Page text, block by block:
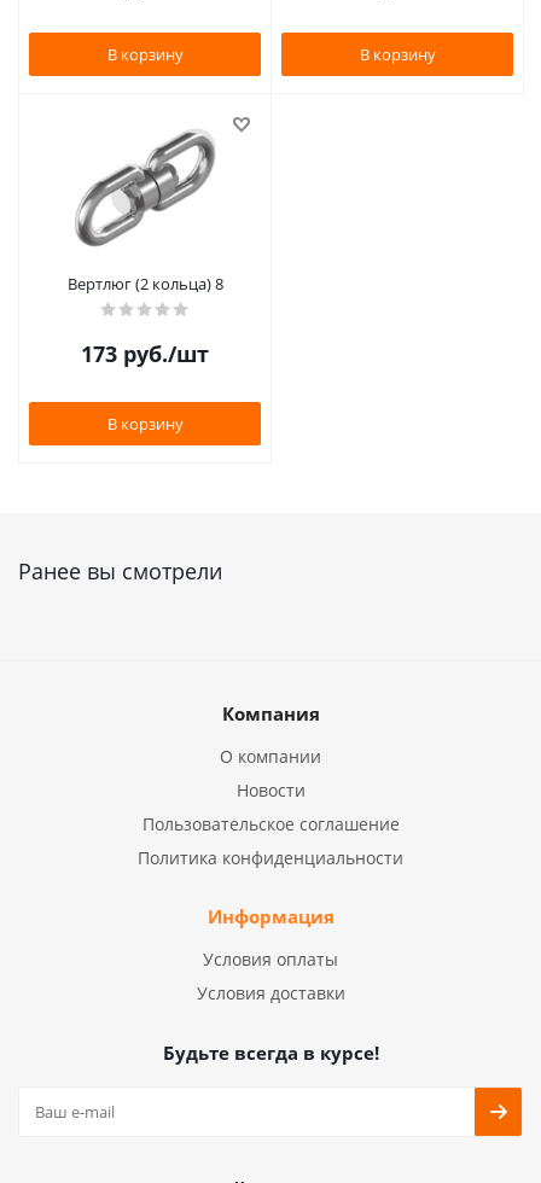
В корзину В корзину
Вертлюг (2 кольца) 8
173 руб./шт
В корзину
Ранее вы смотрели
Компания
О компании
Новости
Пользовательское соглашение
Политика конфиденциальности
Информация
Условия оплаты
Условия доставки
Будьте всегда в курсе!